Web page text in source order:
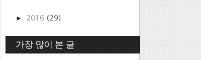
► 2016 (29)
가장 많이 본 글